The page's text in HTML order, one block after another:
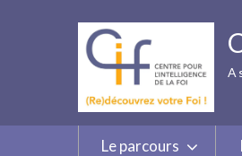
Le parcours